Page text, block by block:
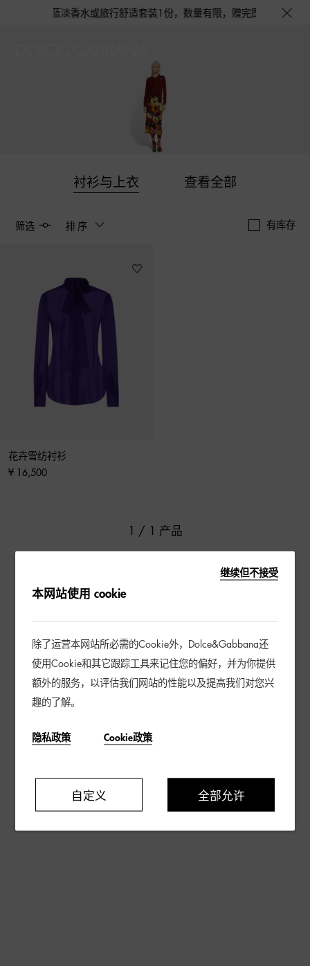
得浅蓝淡香水或旅行舒适套装1份，数量有限，赠完即止。即刻选
衬衫与上衣 查看全部
筛选 排序 有库存
花卉雪纺衬衫
¥ 16,500
1 / 1 产品
继续但不接受
本网站使用 cookie
除了运营本网站所必需的Cookie外，Dolce&Gabbana还
使用Cookie和其它跟踪工具来记住您的偏好，并为你提供
额外的服务，以评估我们网站的性能以及提高我们对您兴
趣的了解。
隐私政策 Cookie政策
自定义 全部允许